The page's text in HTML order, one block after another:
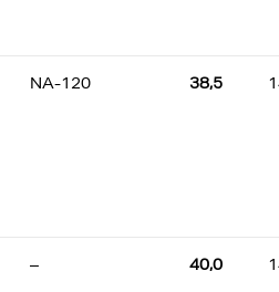
NA-120 38,5
– 40,0